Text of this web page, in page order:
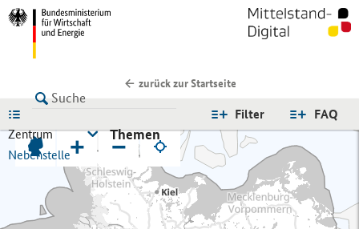
zurück zur Startseite
FAQ
Filter
Zentrum
Nebenstelle
Themen
+ −